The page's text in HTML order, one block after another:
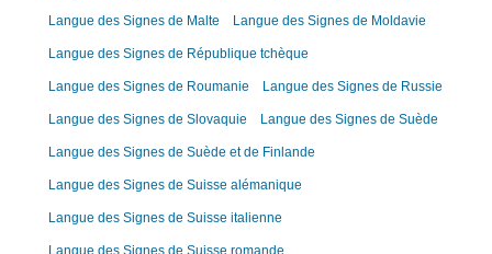
Langue des Signes de Malte Langue des Signes de Moldavie
Langue des Signes de République tchèque
Langue des Signes de Roumanie Langue des Signes de Russie
Langue des Signes de Slovaquie Langue des Signes de Suède
Langue des Signes de Suède et de Finlande
Langue des Signes de Suisse alémanique
Langue des Signes de Suisse italienne
Langue des Signes de Suisse romande